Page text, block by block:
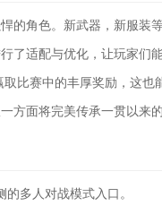
的角色。新武器，新服装等
了适配与优化，让玩家们
比赛中的丰厚奖励，这也
方面将完美传承一贯以来
多人对战模式入口。